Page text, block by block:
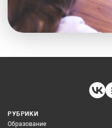
РУБРИКИ
Образование